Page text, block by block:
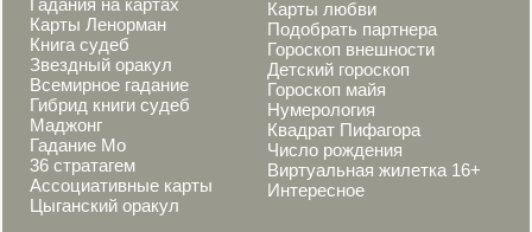
Гадания на картах
Карты Ленорман
Книга судеб
Звездный оракул
Всемирное гадание
Гибрид книги судеб
Маджонг
Гадание Мо
36 стратагем
Ассоциативные карты
Цыганский оракул
Карты любви
Подобрать партнера
Гороскоп внешности
Детский гороскоп
Гороскоп майя
Нумерология
Квадрат Пифагора
Число рождения
Виртуальная жилетка 16+
Интересное